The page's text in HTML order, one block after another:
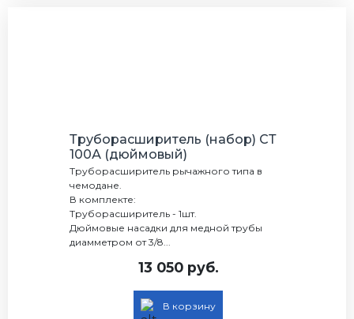
Труборасширитель (набор) СТ
100А (дюймовый)
Труборасширитель рычажного типа в
чемодане.
В комплекте:
Труборасширитель - 1шт.
Дюймовые насадки для медной трубы
диамметром от 3/8...
13 050 руб.
В корзину